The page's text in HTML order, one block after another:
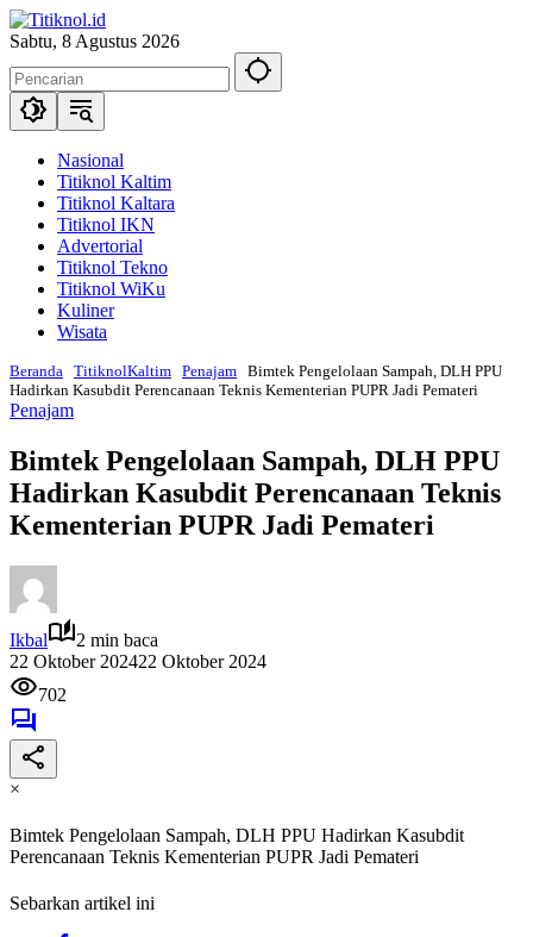
Langsung
ke
Sabtu, 8 Agustus 2026
Nasional
Titiknol Kaltim
Titiknol Kaltara
Titiknol IKN
Advertorial
Titiknol Tekno
Titiknol WiKu
Kuliner
Wisata
Beranda TitiknolKaltim Penajam Bimtek Pengelolaan Sampah, DLH PPU
Hadirkan Kasubdit Perencanaan Teknis Kementerian PUPR Jadi Pemateri
Penajam
Bimtek Pengelolaan Sampah, DLH PPU
Hadirkan Kasubdit Perencanaan Teknis
Kementerian PUPR Jadi Pemateri
Ikbal
2 min baca
22 Oktober 202422 Oktober 2024
702
×
Bimtek Pengelolaan Sampah, DLH PPU Hadirkan Kasubdit
Perencanaan Teknis Kementerian PUPR Jadi Pemateri
Sebarkan artikel ini